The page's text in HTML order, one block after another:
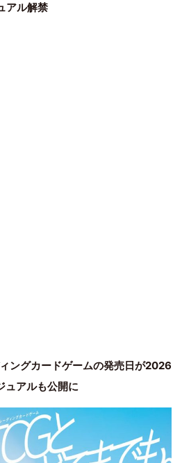
アル解禁
ングカードゲームの発売日が2026
ュアルも公開に